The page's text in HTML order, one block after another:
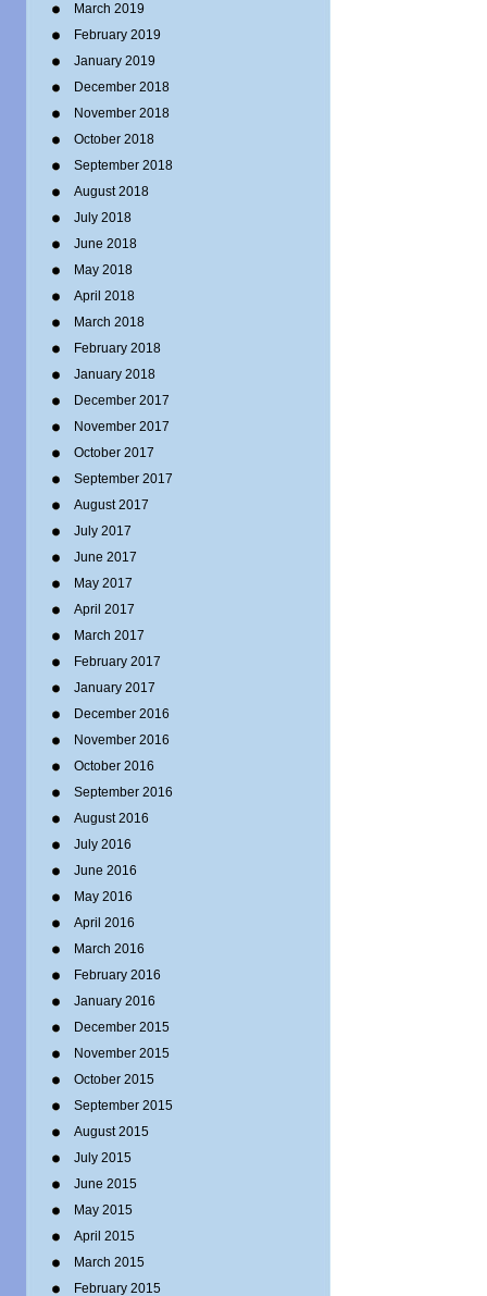
March 2019
February 2019
January 2019
December 2018
November 2018
October 2018
September 2018
August 2018
July 2018
June 2018
May 2018
April 2018
March 2018
February 2018
January 2018
December 2017
November 2017
October 2017
September 2017
August 2017
July 2017
June 2017
May 2017
April 2017
March 2017
February 2017
January 2017
December 2016
November 2016
October 2016
September 2016
August 2016
July 2016
June 2016
May 2016
April 2016
March 2016
February 2016
January 2016
December 2015
November 2015
October 2015
September 2015
August 2015
July 2015
June 2015
May 2015
April 2015
March 2015
February 2015